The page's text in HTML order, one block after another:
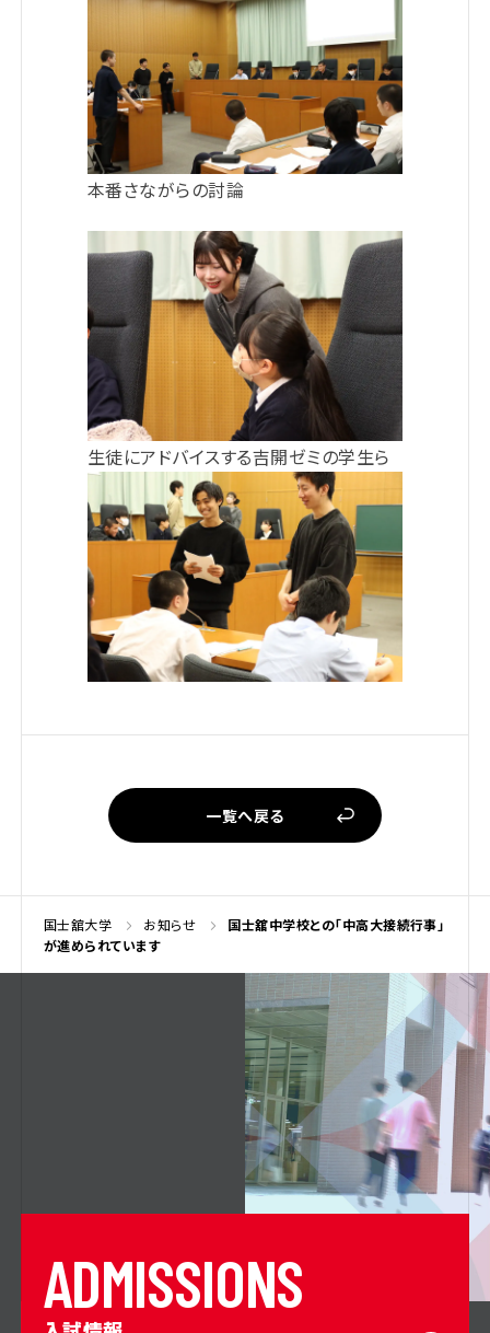
本番さながらの討論
生徒にアドバイスする吉開ゼミの学生ら
一覧へ戻る
国士舘大学 お知らせ
国士舘中学校との「中高大接続行事」
が進められています
ADMISSIONS